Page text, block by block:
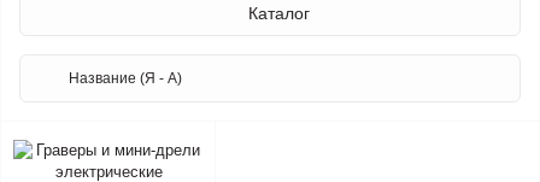
Каталог